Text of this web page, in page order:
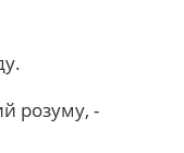
розуму, -